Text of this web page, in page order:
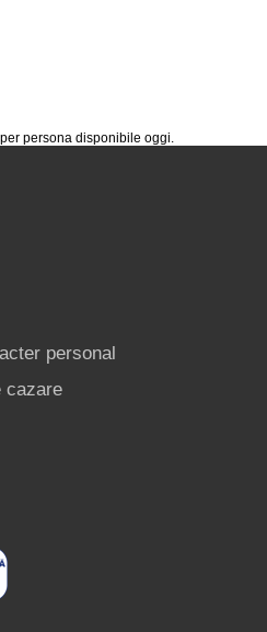
persona disponibile oggi.
personal
cazare